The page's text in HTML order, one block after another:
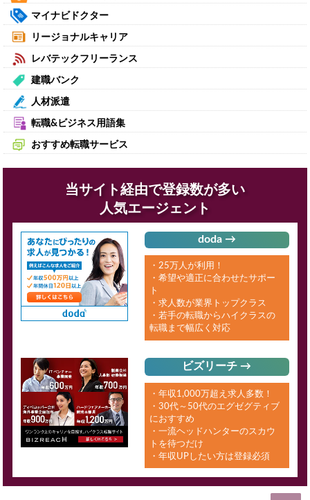
マイナビドクター
リージョナルキャリア
レバテックフリーランス
建職バンク
人材派遣
転職&ビジネス用語集
おすすめ転職サービス
当サイト経由で登録数が多い
人気エージェント
doda →
・25万人が利用！
・希望や適正に合わせたサポー
ト
・求人数が業界トップクラス
・若手の転職からハイクラスの
転職まで幅広く対応
ビズリーチ →
・年収1,000万超え求人多数！
・30代～50代のエグゼグティブ
におすすめ
・一流ヘッドハンターのスカウ
トを待つだけ
・年収UPしたい方は登録必須